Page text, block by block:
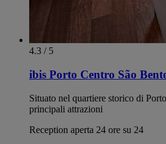
4.3 / 5
ibis Porto Centro São
Situato nel quartiere storico di
principali attrazioni
Reception aperta 24 ore su 24